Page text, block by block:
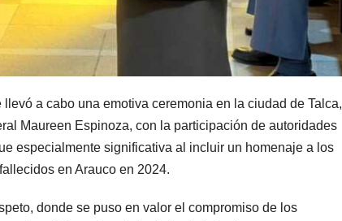
a cabo una emotiva ceremonia en la ciudad de Talca,
Maureen Espinoza, con la participación de autoridades
especialmente significativa al incluir un homenaje a los
en Arauco en 2024.
donde se puso en valor el compromiso de los